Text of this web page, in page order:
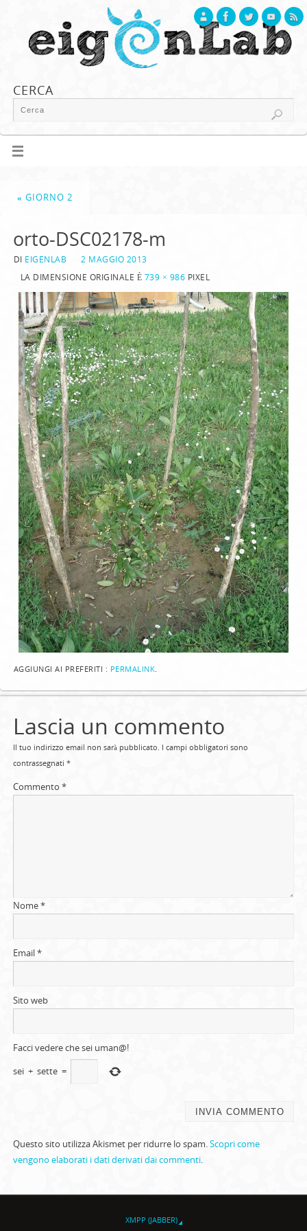
CERCA
« GIORNO 2
orto-DSC02178-m
DI EIGENLAB
2 MAGGIO 2013
LA DIMENSIONE ORIGINALE È 739 × 986 PIXEL
AGGIUNGI AI PREFERITI : PERMALINK.
Lascia un commento
Il tuo indirizzo email non sarà pubblicato. I campi obbligatori sono
contrassegnati *
Commento *
Nome*
Email*
Sito web
Facci vedere che sei uman@!
sei + sette =
Questo sito utilizza Akismet per ridurre lo spam.Scopri come
vengono elaborati i dati derivati dai commenti.
XMPP (JABBER)